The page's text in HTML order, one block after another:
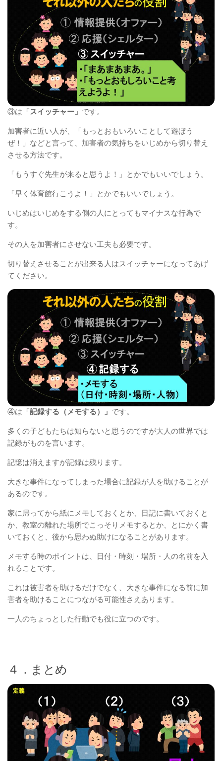
③は 「スイッチャー」 です。
加害者に近い人が、「もっとおもいろいことして遊ぼう
ぜ！」などと言って、加害者の気持ちをいじめから切り替え
させる方法です。
「もうすぐ先生が来ると思うよ！」とかでもいいでしょう。
「早く体育館行こうよ！」とかでもいいでしょう。
いじめはいじめをする側の人にとってもマイナスな行為で
す。
その人を加害者にさせない工夫も必要です。
切り替えさせることが出来る人はスイッチャーになってあげ
てください。
④は 「記録する（メモする）」 です。
多くの子どもたちは知らないと思うのですが大人の世界では
記録がものを言います。
記憶は消えますが記録は残ります。
大きな事件になってしまった場合に記録が人を助けることが
あるのです。
家に帰ってから紙にメモしておくとか、日記に書いておくと
か、教室の離れた場所でこっそりメモするとか、とにかく書
いておくと、後から思わぬ助けになることがあります。
メモする時のポイントは、日付・時刻・場所・人の名前を入
れることです。
これは被害者を助けるだけでなく、大きな事件になる前に加
害者を助けることにつながる可能性さえあります。
一人のちょっとした行動でも役に立つのです。
４．まとめ